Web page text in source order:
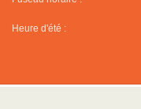
Heure d'été :